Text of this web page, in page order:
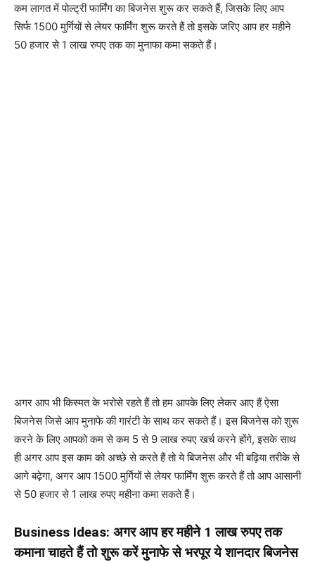
कम लागत में पोल्ट्री फार्मिंग का बिजनेस शुरू कर सकते हैं, जिसके लिए आप
सिर्फ 1500 मुर्गियों से लेयर फार्मिंग शुरू करते हैं तो इसके जरिए आप हर महीने
50 हजार से 1 लाख रुपए तक का मुनाफा कमा सकते हैं।
अगर आप भी किस्मत के भरोसे रहते हैं तो हम आपके लिए लेकर आए हैं ऐसा
बिजनेस जिसे आप मुनाफे की गारंटी के साथ कर सकते हैं। इस बिजनेस को शुरू
करने के लिए आपको कम से कम 5 से 9 लाख रुपए खर्च करने होंगे, इसके साथ
ही अगर आप इस काम को अच्छे से करते हैं तो ये बिजनेस और भी बढ़िया तरीके से
आगे बढ़ेगा, अगर आप 1500 मुर्गियों से लेयर फार्मिंग शुरू करते हैं तो आप आसानी
से 50 हजार से 1 लाख रुपए महीना कमा सकते हैं।
Business Ideas: अगर आप हर महीने 1 लाख रुपए तक
कमाना चाहते हैं तो शुरू करें मुनाफे से भरपूर ये शानदार बिजनेस